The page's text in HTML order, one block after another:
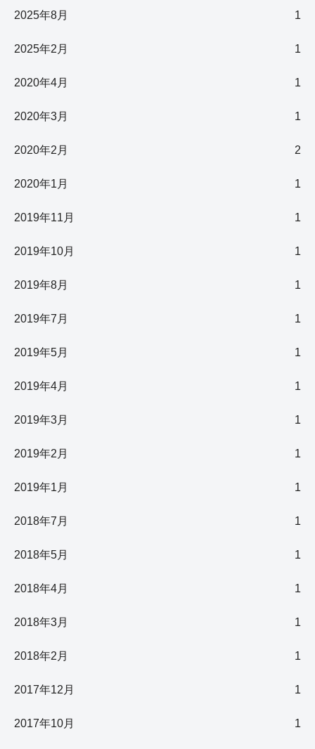
2025年8月 1
2025年2月 1
2020年4月 1
2020年3月 1
2020年2月 2
2020年1月 1
2019年11月 1
2019年10月 1
2019年8月 1
2019年7月 1
2019年5月 1
2019年4月 1
2019年3月 1
2019年2月 1
2019年1月 1
2018年7月 1
2018年5月 1
2018年4月 1
2018年3月 1
2018年2月 1
2017年12月 1
2017年10月 1